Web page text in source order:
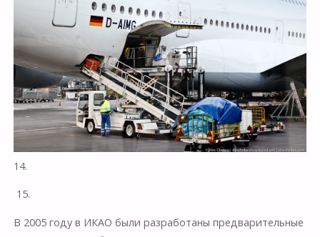
14.
15.
В 2005 году в ИКАО были разработаны предварительные